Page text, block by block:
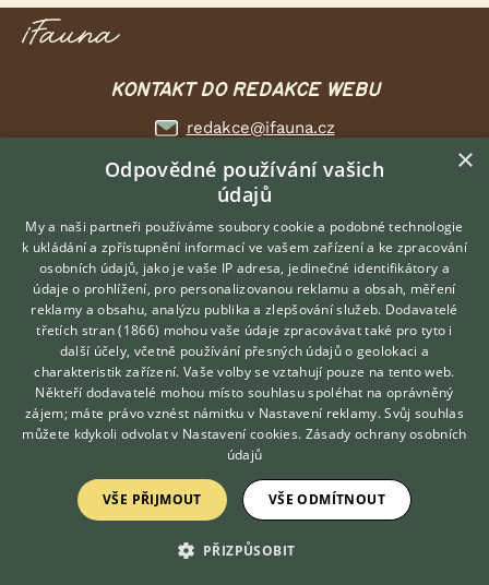
KONTAKT DO REDAKCE WEBU
redakce@ifauna.cz
DOMOVSKÁ STRÁNKA
INZERCE
DISKUSE
ČLÁNKY
ATLAS
O nás
Kontakt
Možnosti zvýraznění inzerátů
Podmínky užití
Zpracování osobních údajů
Hledáte zvířecího kamaráda?
Zdarma vám poradí
VETERINÁŘ ONLINE
KONZULTOVAT S
VETERINÁŘEM
×
Odpovědné používání vašich
údajů
My a naši partneři používáme soubory cookie a podobné technologie
k ukládání a zpřístupnění informací ve vašem zařízení a ke zpracování
osobních údajů, jako je vaše IP adresa, jedinečné identifikátory a
údaje o prohlížení, pro personalizovanou reklamu a obsah, měření
reklamy a obsahu, analýzu publika a zlepšování služeb. Dodavatelé
třetích stran (1866) mohou vaše údaje zpracovávat také pro tyto i
další účely, včetně používání přesných údajů o geolokaci a
charakteristik zařízení. Vaše volby se vztahují pouze na tento web.
Někteří dodavatelé mohou místo souhlasu spoléhat na oprávněný
zájem; máte právo vznést námitku v Nastavení reklamy. Svůj souhlas
můžete kdykoli odvolat v Nastavení cookies. Zásady ochrany osobních
údajů
VŠE PŘIJMOUT VŠE ODMÍTNOUT
PŘIZPŮSOBIT